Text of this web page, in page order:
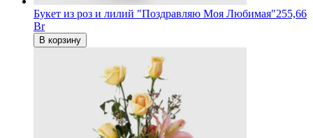
Букет из роз и лилий "Поздравляю Моя Любимая"255,66
Br
В корзину